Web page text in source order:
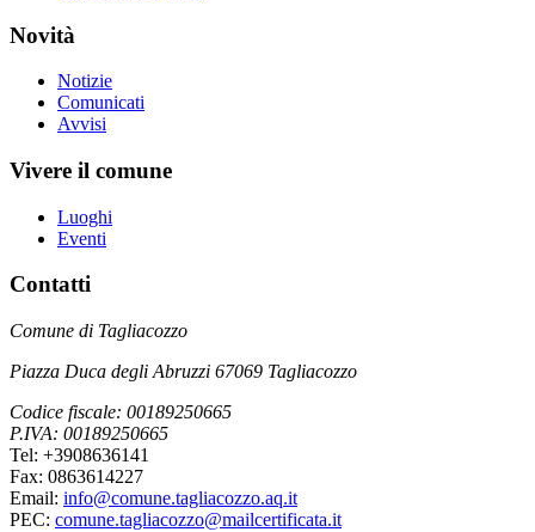
Novità
Notizie
Comunicati
Avvisi
Vivere il comune
Luoghi
Eventi
Contatti
Comune di Tagliacozzo
Piazza Duca degli Abruzzi 67069 Tagliacozzo
Codice fiscale: 00189250665
P.IVA: 00189250665
Tel: +3908636141
Fax: 0863614227
Email: info@comune.tagliacozzo.aq.it
PEC: comune.tagliacozzo@mailcertificata.it